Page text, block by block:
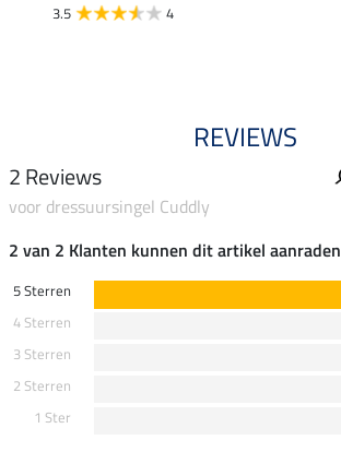
3.5 4
REVIEWS
2 Reviews
voor dressuursingel Cuddly
2 van 2 Klanten kunnen dit artikel aanraden
5 Sterren
4 Sterren
3 Sterren
2 Sterren
1 Ster